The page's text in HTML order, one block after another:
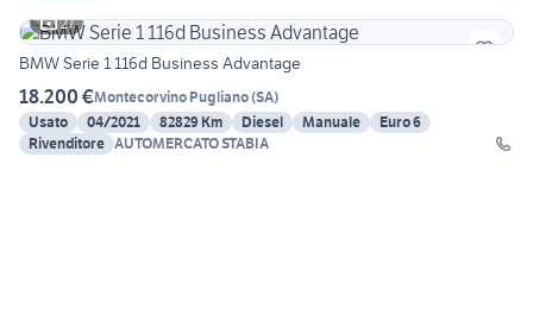
27
BMW Serie 1 116d Business Advantage
18.200 €Montecorvino Pugliano(SA)
Usato
04/2021 82829 Km Diesel Manuale
Euro 6
Rivenditore AUTOMERCATO STABIA